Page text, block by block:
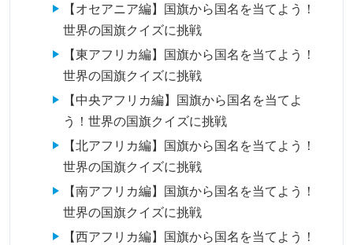
【オセアニア編】国旗から国名を当てよう！
世界の国旗クイズに挑戦
【東アフリカ編】国旗から国名を当てよう！
世界の国旗クイズに挑戦
【中央アフリカ編】国旗から国名を当てよ
う！世界の国旗クイズに挑戦
【北アフリカ編】国旗から国名を当てよう！
世界の国旗クイズに挑戦
【南アフリカ編】国旗から国名を当てよう！
世界の国旗クイズに挑戦
【西アフリカ編】国旗から国名を当てよう！